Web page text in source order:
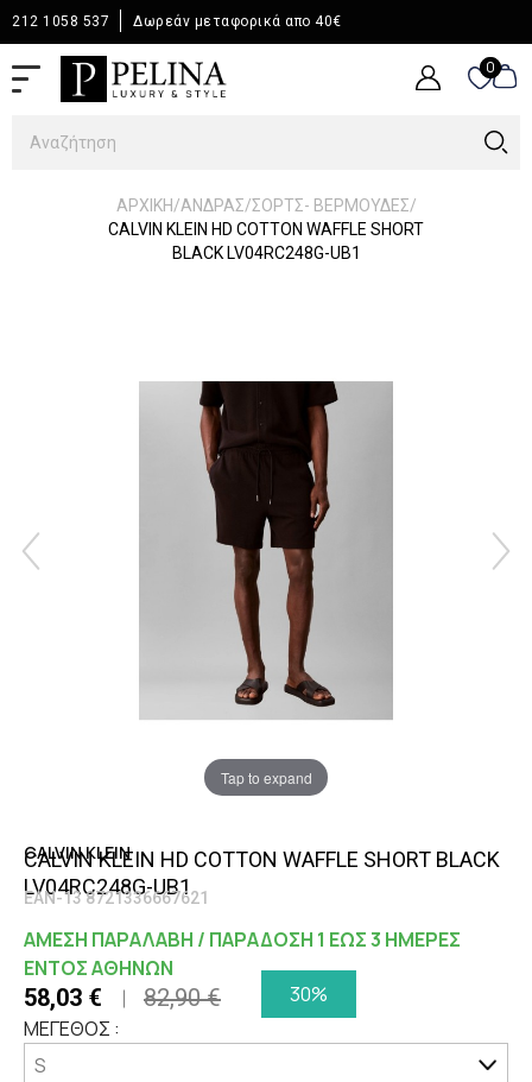
212 1058 537 Δωρεάν μεταφορικά απο 40€
0
0
ΑΡΧΙΚΉ/ΆΝΔΡΑΣ/ΣΟΡΤΣ- ΒΕΡΜΟΥΔΕΣ/
CALVIN KLEIN HD COTTON WAFFLE SHORT
BLACK LV04RC248G-UB1
Tap to expand
CALVIN KLEIN
CALVIN KLEIN HD COTTON WAFFLE SHORT BLACK
LV04RC248G-UB1
EAN-13 8721336667621
ΑΜΕΣΗ ΠΑΡΑΛΑΒΗ / ΠΑΡΑΔΟΣΗ 1 ΕΩΣ 3 ΗΜΕΡΕΣ
ΕΝΤΟΣ ΑΘΗΝΩΝ
58,03 € 82,90 €
30%
ΜΕΓΕΘΟΣ :